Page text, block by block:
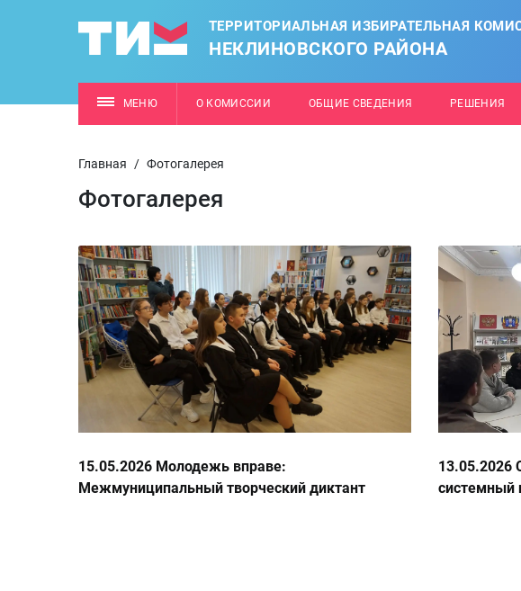
ТЕРРИТОРИАЛЬНАЯ ИЗБИРАТЕЛЬНАЯ
НЕКЛИНОВСКОГО РАЙОНА
МЕНЮ О КОМИССИИ ОБЩИЕ СВЕДЕНИЯ РЕШЕНИЯ
Главная / Фотогалерея
Фотогалерея
15.05.2026 Молодежь вправе:
Межмуниципальный творческий диктант
13.05.2026
системный